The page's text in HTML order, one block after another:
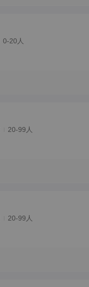
0-20人
20-99人
20-99人